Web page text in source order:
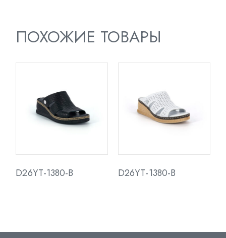
ПОХОЖИЕ ТОВАРЫ
D26YT-1380-B D26YT-1380-B